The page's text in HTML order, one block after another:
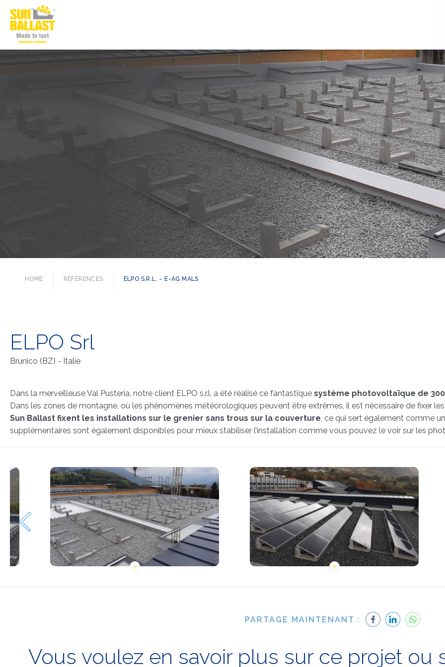
HOME RÉFÉRENCES ELPO S.R.L. – E-AG MALS
ELPO Srl
Brunico (BZ) - Italie
Dans la merveilleuse Val Pusteria, notre client ELPO s.r.l. a été réalisé ce fantastique système photovoltaïque de
Dans les zones de montagne, où les phénomènes météorologiques peuvent être extrêmes, il est nécessaire de fixer
Sun Ballast fixent les installations sur le grenier sans trous sur la couverture, ce qui sert également comme
supplémentaires sont également disponibles pour mieux stabiliser l’installation comme vous pouvez le voir sur les
PARTAGE MAINTENANT :
Vous voulez en savoir plus sur ce projet ou